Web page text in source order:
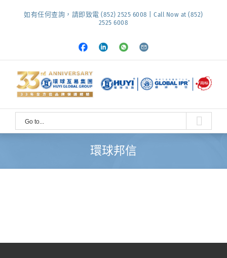
如有任何查詢，請即致電 (852) 2525 6008 | Call Now at (852)
2525 6008
Facebook
LinkedInWhatsapp
Email
Go to...
環球邦信